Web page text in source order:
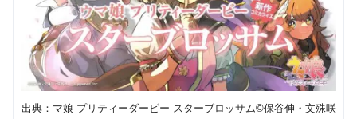
出典：マ娘 プリティーダービー スターブロッサム©保谷伸・文殊咲